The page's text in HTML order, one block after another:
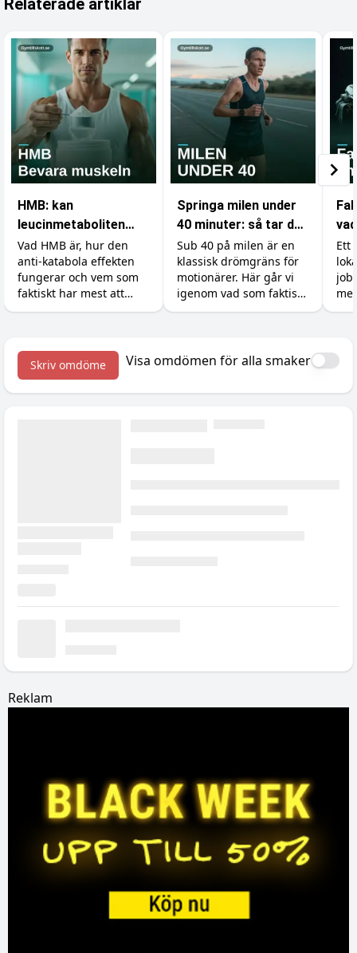
Relaterade artiklar
HMB: kan
leucinmetaboliten
skydda dina muskler?
Vad HMB är, hur den
anti-katabola effekten
fungerar och vem som
faktiskt har mest att
vinna på tillskottet.
Springa milen under
40 minuter: så tar du
dig under
drömgränsen
Sub 40 på milen är en
klassisk drömgräns för
motionärer. Här går vi
igenom vad som faktiskt
krävs, hur du lägger
sista sekunderna.
Ett
Skriv omdöme Visa omdömen för alla smaker
Reklam